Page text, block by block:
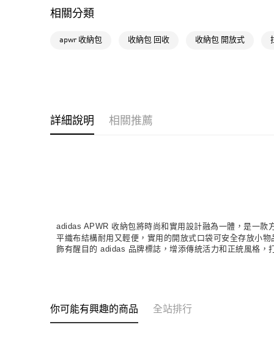
相關分類
apwr 收納包 收納包 回收 收納包 開放式
詳細說明 相關推薦
adidas APWR 收納包將時尚和實用設計融為一體，是一款
平織布結構耐用又輕便，實用的開放式口袋可安全存放小物
飾有醒目的 adidas 品牌標誌，增添傳統活力和正統風格，
你可能有興趣的商品 全站排行